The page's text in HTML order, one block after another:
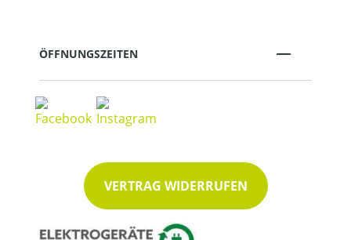
ÖFFNUNGSZEITEN
VERTRAG WIDERRUFEN